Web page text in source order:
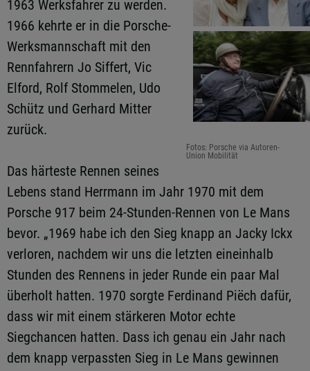
Fotos: Porsche via Autoren-
Union Mobilität
1963 Werksfahrer zu werden.
1966 kehrte er in die Porsche-
Werksmannschaft mit den
Rennfahrern Jo Siffert, Vic
Elford, Rolf Stommelen, Udo
Schütz und Gerhard Mitter
zurück.
Das härteste Rennen seines
Lebens stand Herrmann im Jahr 1970 mit dem
Porsche 917 beim 24-Stunden-Rennen von Le Mans
bevor. „1969 habe ich den Sieg knapp an Jacky Ickx
verloren, nachdem wir uns die letzten eineinhalb
Stunden des Rennens in jeder Runde ein paar Mal
überholt hatten. 1970 sorgte Ferdinand Piëch dafür,
dass wir mit einem stärkeren Motor echte
Siegchancen hatten. Dass ich genau ein Jahr nach
dem knapp verpassten Sieg in Le Mans gewinnen